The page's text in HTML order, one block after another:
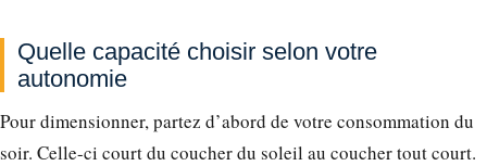
Quelle capacité choisir selon votre
autonomie
Pour dimensionner, partez d’abord de votre consommation du
soir. Celle-ci court du coucher du soleil au coucher tout court.